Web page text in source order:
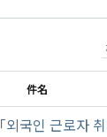
件名
「외국인 근로자